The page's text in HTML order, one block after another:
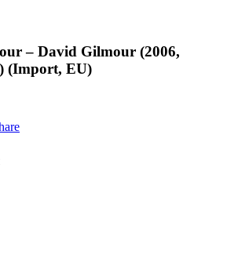
– David Gilmour (2006,
(Import, EU)